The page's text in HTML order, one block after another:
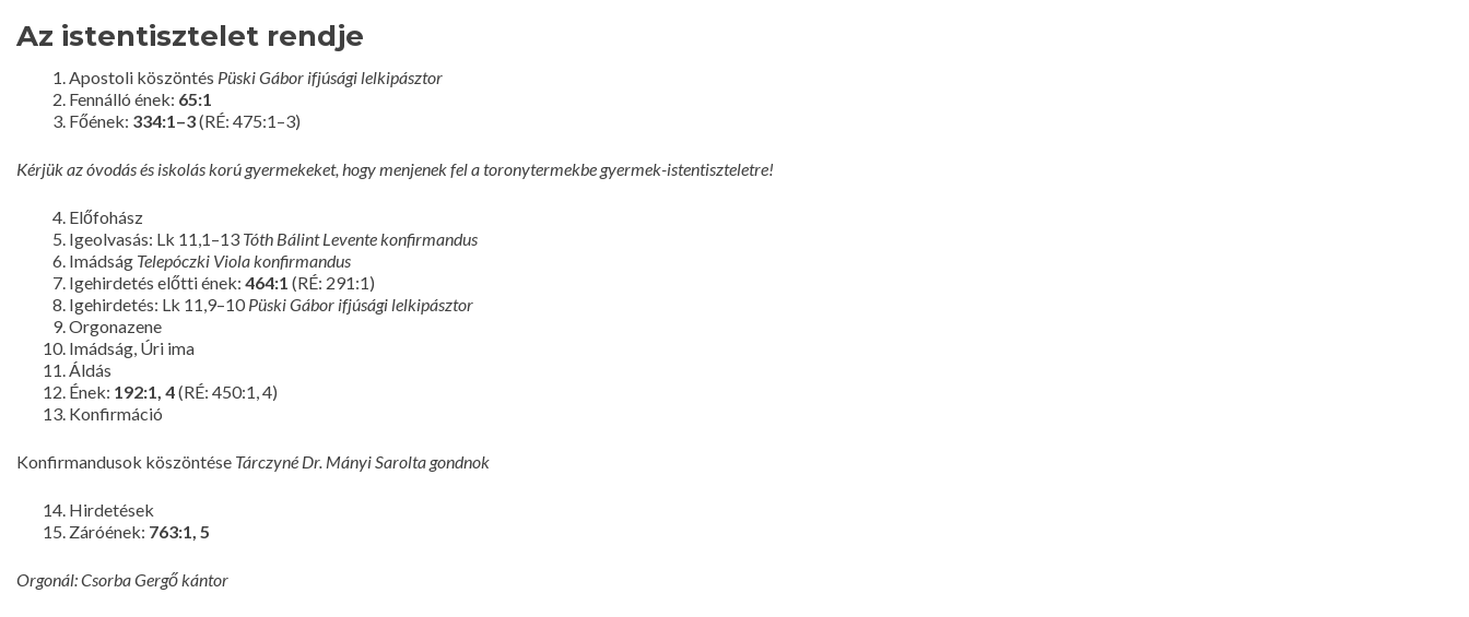
Az istentisztelet rendje
Apostoli köszöntés Püski Gábor ifjúsági lelkipásztor
Fennálló ének: 65:1
Főének: 334:1–3(RÉ: 475:1–3)
Kérjük az óvodás és iskolás korú gyermekeket, hogy menjenek fel a toronytermekbe gyermek-istentiszteletre!
Előfohász
Igeolvasás: Lk 11,1–13 Tóth Bálint Levente konfirmandus
Imádság Telepóczki Viola konfirmandus
Igehirdetés előtti ének: 464:1 (RÉ: 291:1)
Igehirdetés: Lk 11,9–10 Püski Gábor ifjúsági lelkipásztor
Orgonazene
Imádság, Úri ima
Áldás
Ének: 192:1, 4(RÉ: 450:1, 4)
Konfirmáció
Konfirmandusok köszöntése Tárczyné Dr. Mányi Sarolta gondnok
Hirdetések
Záróének: 763:1, 5
Orgonál: Csorba Gergő kántor